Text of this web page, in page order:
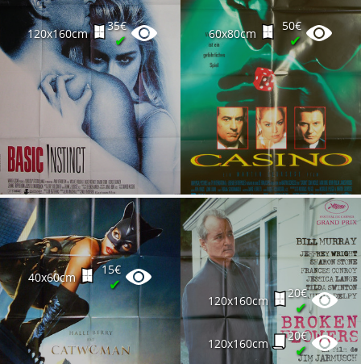
120x160cm
35€
✔ 60x80cm
50€
✔
40x60cm
15€
✔
120x160cm
20€
✔
120x160cm
20€
✔